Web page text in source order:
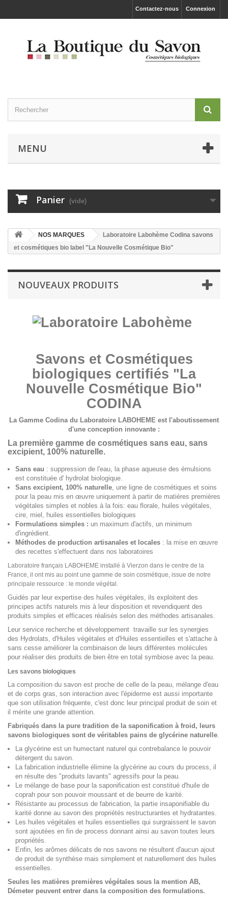
Connexion
Contactez-nous
MENU
Panier (vide)
NOS MARQUES
Laboratoire Labohème Codina savons
et cosmétiques bio label "La Nouvelle Cosmétique Bio"
NOUVEAUX PRODUITS
Savons et Cosmétiques
biologiques certifiés "La
Nouvelle Cosmétique Bio"
CODINA
La Gamme Codina du Laboratoire LABOHEME est l'aboutissement
d'une conception innovante :
La première gamme de cosmétiques sans eau, sans
excipient, 100% naturelle.
Sans eau : suppression de l'eau, la phase aqueuse des émulsions
est constituée d' hydrolat biologique.
Sans excipient, 100% naturelle, une ligne de cosmétiques et soins
pour la peau mis en œuvre uniquement à partir de matières premières
végétales simples et nobles à la fois: eau florale, huiles végétales,
cire, miel, huiles essentielles biologiques
Formulations simples : un maximum d'actifs, un minimum
d'ingrédient.
Méthodes de production artisanales et locales : la mise en œuvre
des recettes s'effectuent dans nos laboratoires
Laboratoire français LABOHEME installé à Vierzon dans le centre de la
France, il ont mis au point une gamme de soin cosmétique, issue de notre
principale ressource : le monde végétal.
Guidés par leur expertise des huiles végétales, ils exploitent des
principes actifs naturels mis à leur disposition et revendiquent des
produits simples et efficaces réalisés selon des méthodes artisanales.
Leur service recherche et développement travaille sur les synergies
des Hydrolats, d'Huiles végétales et d'Huiles essentielles et s'attache à
sans cesse améliorer la combinaison de leurs différentes molécules
pour réaliser des produits de bien être en total symbiose avec la peau.
Les savons biologiques
La composition du savon est proche de celle de la peau, mélange d'eau
et de corps gras, son interaction avec l'épiderme est aussi importante
que son utilisation fréquente, c'est donc leur principal produit de soin et
il mérite une grande attention.
Fabriqués dans la pure tradition de la saponification à froid, leurs
savons biologiques sont de véritables pains de glycérine naturelle.
La glycérine est un humectant naturel qui contrebalance le pouvoir
détergent du savon.
La fabrication industrielle élimine la glycérine au cours du process, il
en résulte des "produits lavants" agressifs pour la peau.
Le mélange de base pour la saponification est constitué d'huile de
coprah pour son pouvoir moussant et de beurre de karité.
Résistante au processus de fabrication, la partie insaponifiable du
karité donne au savon des propriétés restructurantes et hydratantes.
Les huiles végétales et huiles essentielles qui surgraissent le savon
sont ajoutées en fin de process donnant ainsi au savon toutes leurs
propriétés.
Enfin, les arômes délicats de nos savons ne résultent d'aucun ajout
de produit de synthèse mais simplement et naturellement des huiles
essentielles.
Seules les matières premières végétales sous la mention AB,
Démeter peuvent entrer dans la composition des formulations.